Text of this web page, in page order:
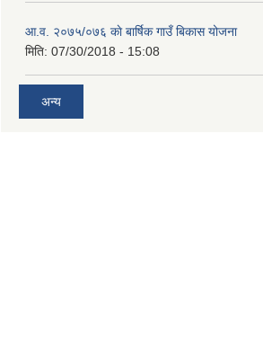
आ.व. २०७५/०७६ काे बार्षिक गाउँ बिकास योजना
मिति: 07/30/2018 - 15:08
अन्य